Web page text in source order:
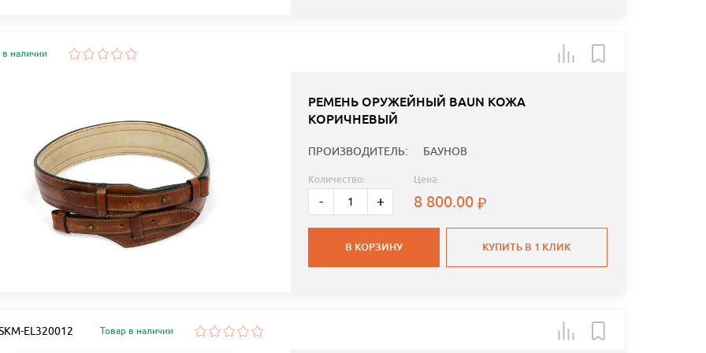
в наличии
РЕМЕНЬ ОРУЖЕЙНЫЙ BAUN КОЖА
КОРИЧНЕВЫЙ
ПРОИЗВОДИТЕЛЬ: БАУНОВ
Количество:
- +
Цена:
8 800.00
В КОРЗИНУ КУПИТЬ В 1 КЛИК
EL320012 Товар в наличии